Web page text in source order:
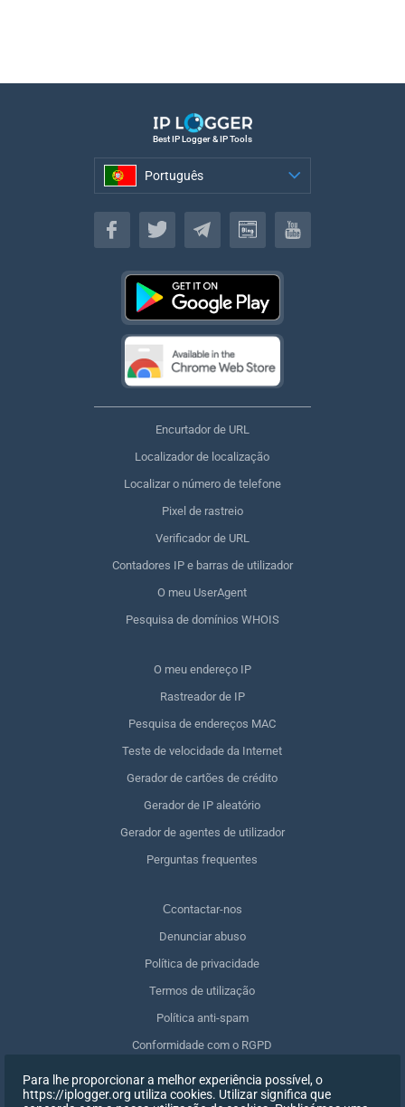
Best IP Logger & IP Tools
Português
Português
Encurtador de URL
Localizador de localização
Localizar o número de telefone
Pixel de rastreio
Verificador de URL
Contadores IP e barras de utilizador
O meu UserAgent
Pesquisa de domínios WHOIS
O meu endereço IP
Rastreador de IP
Pesquisa de endereços MAC
Teste de velocidade da Internet
Gerador de cartões de crédito
Gerador de IP aleatório
Gerador de agentes de utilizador
Perguntas frequentes
Сcontactar-nos
Denunciar abuso
Política de privacidade
Termos de utilização
Política anti-spam
Conformidade com o RGPD
Apagar os meus dados
Retirar o consentimento
Para lhe proporcionar a melhor experiência possível, o
https://iplogger.org utiliza cookies. Utilizar significa que